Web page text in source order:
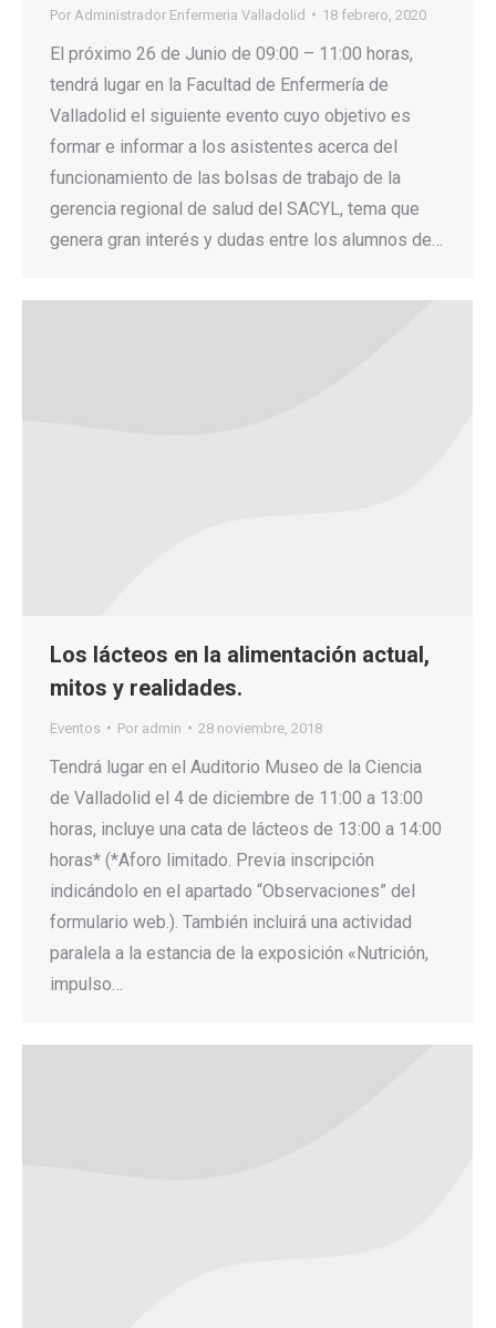
Por Administrador Enfermeria Valladolid 18 febrero, 2020
El próximo 26 de Junio de 09:00 – 11:00 horas,
tendrá lugar en la Facultad de Enfermería de
Valladolid el siguiente evento cuyo objetivo es
formar e informar a los asistentes acerca del
funcionamiento de las bolsas de trabajo de la
gerencia regional de salud del SACYL, tema que
genera gran interés y dudas entre los alumnos de…
Los lácteos en la alimentación actual,
mitos y realidades.
Eventos Por admin 28 noviembre, 2018
Tendrá lugar en el Auditorio Museo de la Ciencia
de Valladolid el 4 de diciembre de 11:00 a 13:00
horas, incluye una cata de lácteos de 13:00 a 14:00
horas* (*Aforo limitado. Previa inscripción
indicándolo en el apartado “Observaciones” del
formulario web.). También incluirá una actividad
paralela a la estancia de la exposición «Nutrición,
impulso…